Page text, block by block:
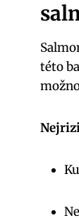
této